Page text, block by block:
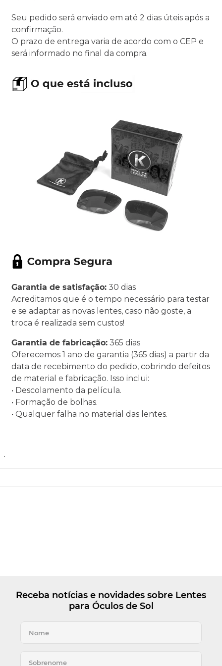
Seu pedido será enviado em até 2 dias úteis após a
confirmação.
O prazo de entrega varia de acordo com o CEP e
será informado no final da compra.
Garantia de satisfação: 30 dias
Acreditamos que é o tempo necessário para testar
e se adaptar as novas lentes, caso não goste, a
troca é realizada sem custos!
Garantia de fabricação: 365 dias
Oferecemos 1 ano de garantia (365 dias) a partir da
data de recebimento do pedido, cobrindo defeitos
de material e fabricação. Isso inclui:
• Descolamento da película.
• Formação de bolhas.
• Qualquer falha no material das lentes.
.
Receba notícias e novidades sobre Lentes
para Óculos de Sol